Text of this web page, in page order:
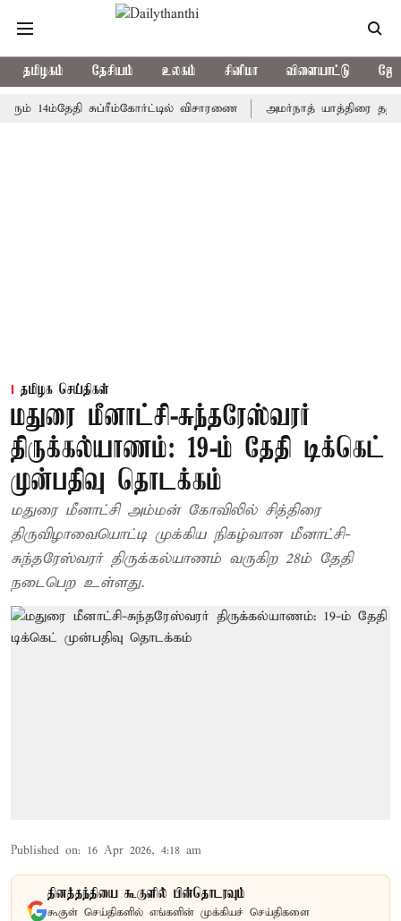
தமிழகம் தேசியம் உலகம் சினிமா விளையாட்டு
14ம்தேதி சுப்ரீம்கோர்ட்டில் விசாரணை அமர்நாத் யாத்திரை
தமிழக செய்திகள்
மதுரை மீனாட்சி-சுந்தரேஸ்வரர்
திருக்கல்யாணம்: 19-ம் தேதி டிக்கெட்
முன்பதிவு தொடக்கம்
மதுரை மீனாட்சி அம்மன் கோவிலில் சித்திரை
திருவிழாவையொட்டி முக்கிய நிகழ்வான மீனாட்சி-
சுந்தரேஸ்வரர் திருக்கல்யாணம் வருகிற 28ம் தேதி
நடைபெற உள்ளது.
Published on: 16 Apr 2026, 4:18 am
தினத்தந்தியை கூகுளில் பின்தொடரவும்
கூகுள் செய்திகளில் எங்களின் முக்கியச் செய்திகளை